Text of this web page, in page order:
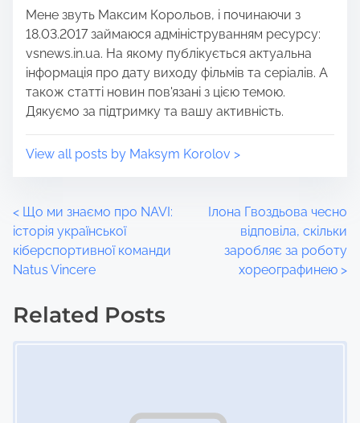
o
n
:
e
Мене звуть Максим Корольов, і починаючи з
18.03.2017 займаюся адмініструванням ресурсу:
vsnews.in.ua. На якому публікується актуальна
інформація про дату виходу фільмів та серіалів. А
також статті новин пов'язані з цією темою.
Дякуємо за підтримку та вашу активність.
View all posts by Maksym Korolov >
P
o
s
t
< Що ми знаємо про NAVI:
історія української
кіберспортивної команди
Natus Vincere
Ілона Гвоздьова чесно
відповіла, скільки
заробляє за роботу
хореографинею >
Related Posts